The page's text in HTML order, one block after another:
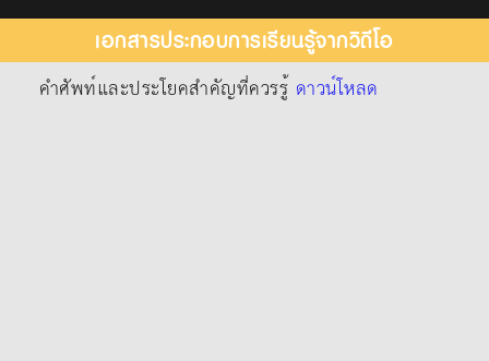
เอกสารประกอบการเรียนรู้จากวิดีโอ
คำศัพท์และประโยคสำคัญที่ควรรู้ ดาวน์โหลด